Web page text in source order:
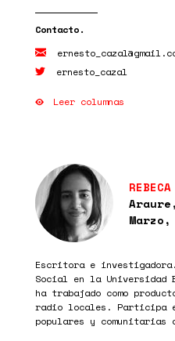
ernesto_cazal
Leer columnas
Escritora e investigadora.
Social en la Universidad
ha trabajado como
radio locales. Participa
populares y comunitarias